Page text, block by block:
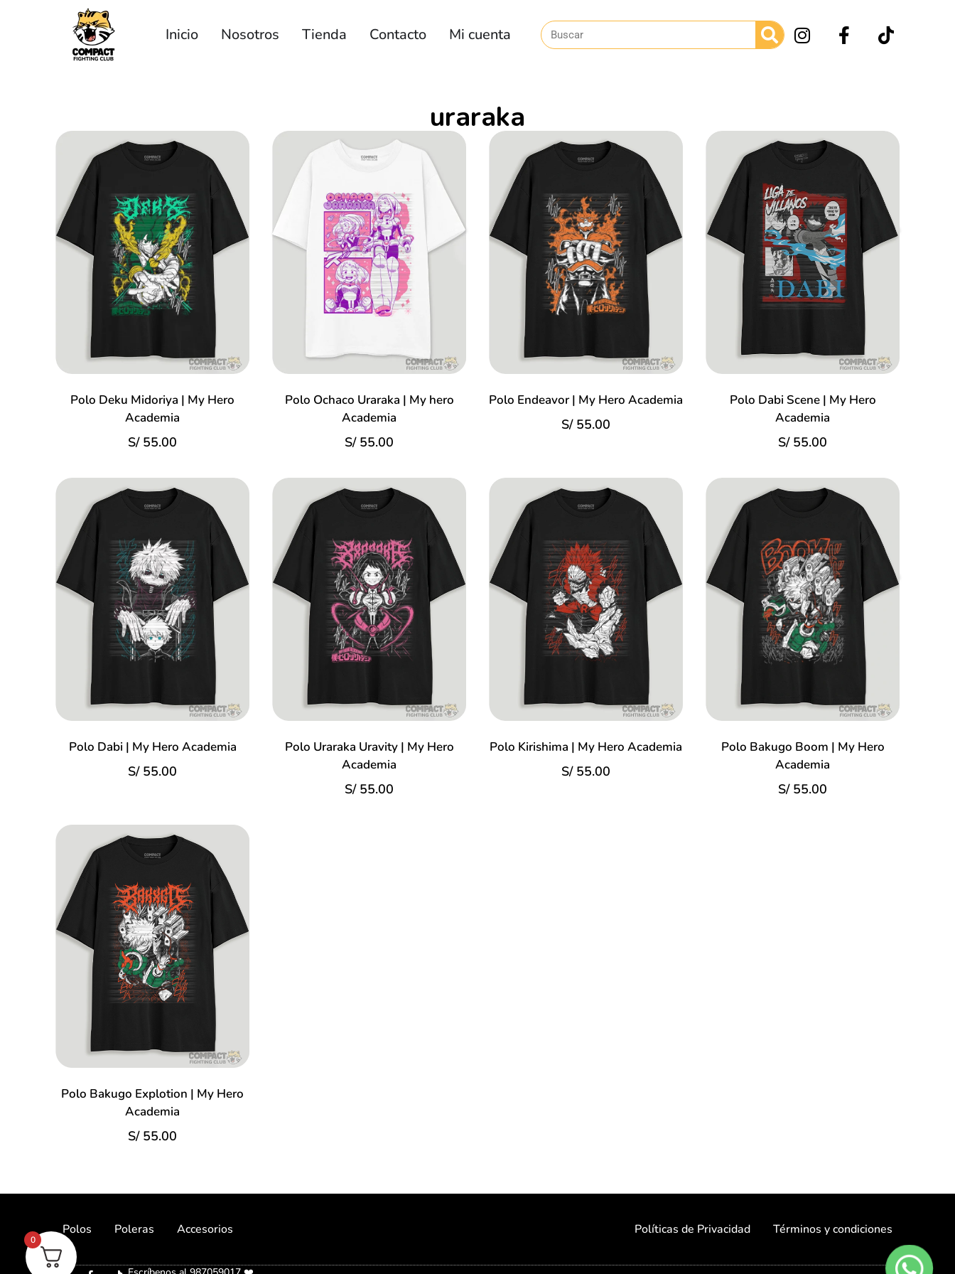
Inicio Nosotros Tienda Contacto Mi cuenta
uraraka
Polo Deku Midoriya | My Hero
Academia
S/55.00
Polo Ochaco Uraraka | My hero
Academia
S/55.00
Polo Endeavor | My Hero Academia
S/55.00
Polo Dabi Scene | My Hero
Academia
S/55.00
Polo Dabi | My Hero Academia
S/55.00
Polo Uraraka Uravity | My Hero
Academia
S/55.00
Polo Kirishima | My Hero Academia
S/55.00
Polo Bakugo Boom | My Hero
Academia
S/55.00
Polo Bakugo Explotion | My Hero
Academia
S/55.00
Polos Poleras Accesorios Políticas de Privacidad Términos y condiciones
0